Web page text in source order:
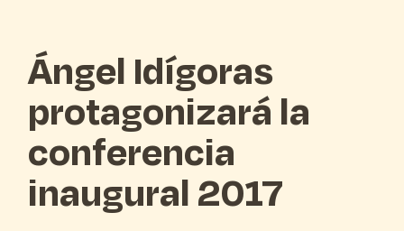
Ángel Idígoras
protagonizará la
conferencia
inaugural 2017